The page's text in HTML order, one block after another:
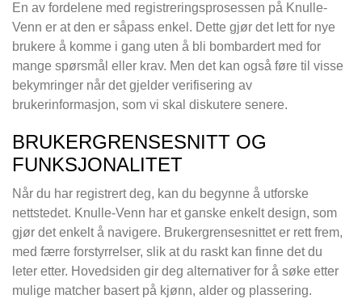
En av fordelene med registreringsprosessen på Knulle-
Venn er at den er såpass enkel. Dette gjør det lett for nye
brukere å komme i gang uten å bli bombardert med for
mange spørsmål eller krav. Men det kan også føre til visse
bekymringer når det gjelder verifisering av
brukerinformasjon, som vi skal diskutere senere.
BRUKERGRENSESNITT OG
FUNKSJONALITET
Når du har registrert deg, kan du begynne å utforske
nettstedet. Knulle-Venn har et ganske enkelt design, som
gjør det enkelt å navigere. Brukergrensesnittet er rett frem,
med færre forstyrrelser, slik at du raskt kan finne det du
leter etter. Hovedsiden gir deg alternativer for å søke etter
mulige matcher basert på kjønn, alder og plassering.